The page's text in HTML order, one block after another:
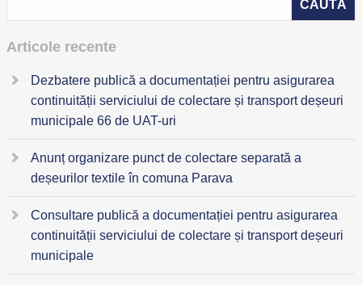
Articole recente
Dezbatere publică a documentației pentru asigurarea
continuității serviciului de colectare și transport deșeuri
municipale 66 de UAT-uri
Anunț organizare punct de colectare separată a
deșeurilor textile în comuna Parava
Consultare publică a documentației pentru asigurarea
continuității serviciului de colectare și transport deșeuri
municipale